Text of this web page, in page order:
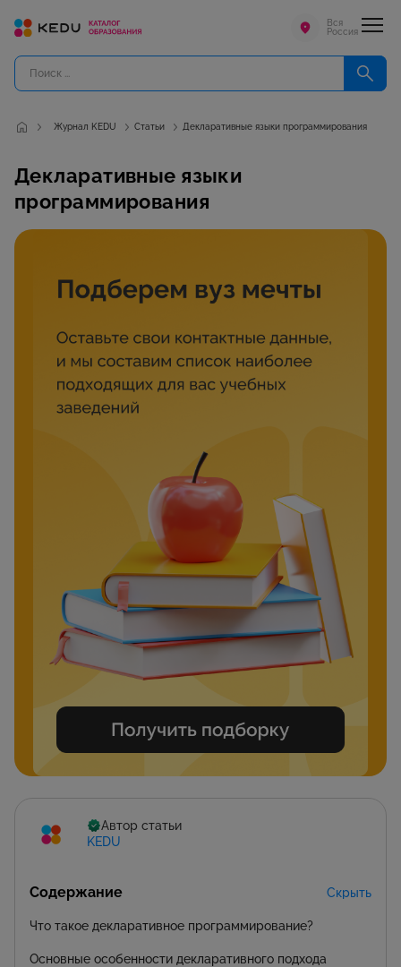
Вся
Россия
Журнал KEDU Статьи Декларативные языки программирования
Декларативные языки
программирования
Автор статьи
KEDU
Содержание Скрыть
Что такое декларативное программирование?
Основные особенности декларативного подхода